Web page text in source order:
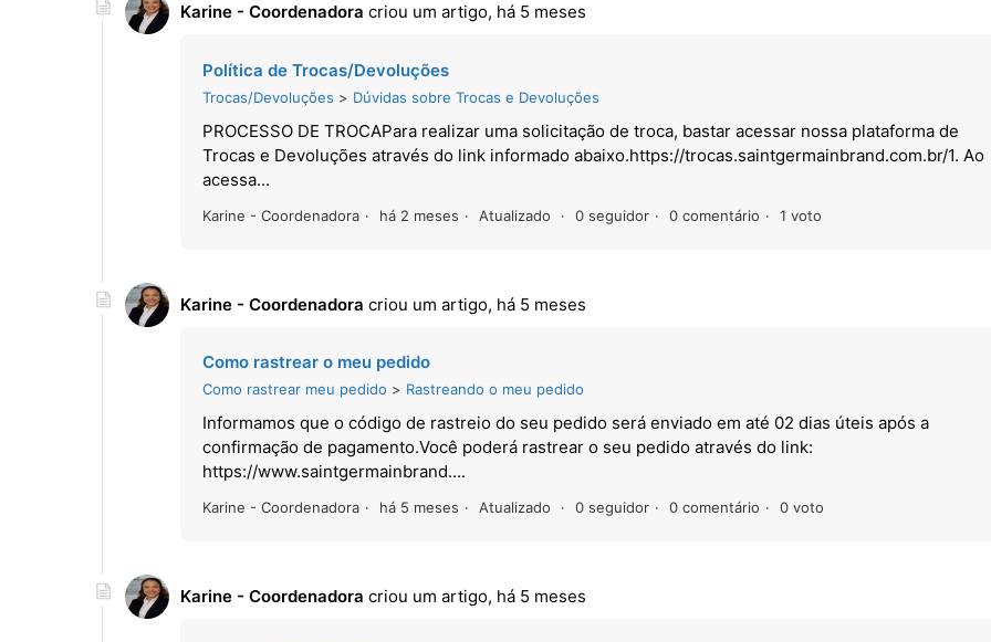
Karine - Coordenadora criou um artigo, há 5 meses
Política de Trocas/Devoluções
Trocas/Devoluções Dúvidas sobre Trocas e Devoluções
PROCESSO DE TROCAPara realizar uma solicitação de troca, bastar acessar nossa plataforma de
Trocas e Devoluções através do link informado abaixo.https://trocas.saintgermainbrand.com.br/1. Ao
acessa...
Karine - Coordenadora há 2 meses Atualizado 0 seguidor 0 comentário 1 voto
Karine - Coordenadora criou um artigo, há 5 meses
Como rastrear o meu pedido
Como rastrear meu pedido Rastreando o meu pedido
Informamos que o código de rastreio do seu pedido será enviado em até 02 dias úteis após a
confirmação de pagamento.Você poderá rastrear o seu pedido através do link:
https://www.saintgermainbrand....
Karine - Coordenadora há 5 meses Atualizado 0 seguidor 0 comentário 0 voto
Karine - Coordenadora criou um artigo, há 5 meses